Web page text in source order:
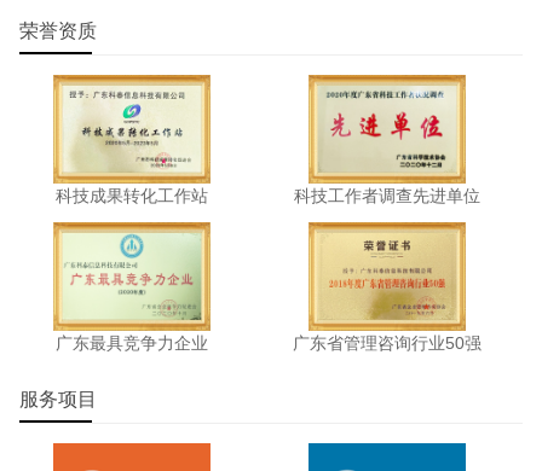
荣誉资质
科技成果转化工作站 科技工作者调查先进单位
广东最具竞争力企业 广东省管理咨询行业50强
服务项目